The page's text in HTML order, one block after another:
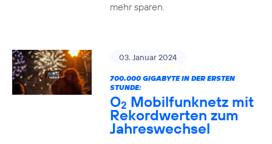
mehr sparen.
03. Januar 2024
700.000 GIGABYTE IN DER ERSTEN
STUNDE:
O2 Mobilfunknetz mit
Rekordwerten zum
Jahreswechsel